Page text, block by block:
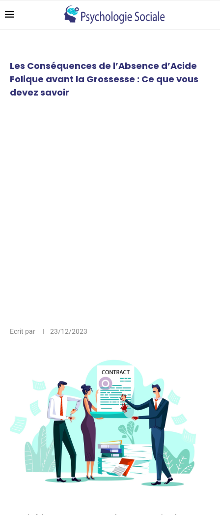
Les Conséquences de l’Absence d’Acide
Folique avant la Grossesse : Ce que vous
devez savoir
Ecrit par 23/12/2023